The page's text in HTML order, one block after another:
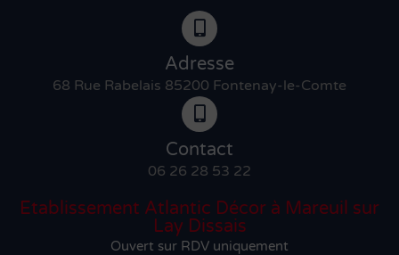
Adresse
68 Rue Rabelais 85200 Fontenay-le-Comte
Contact
06 26 28 53 22
Etablissement Atlantic Décor à Mareuil sur
Lay Dissais
Ouvert sur RDV uniquement